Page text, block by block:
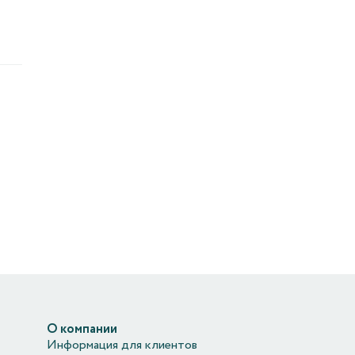
О компании
Информация для клиентов